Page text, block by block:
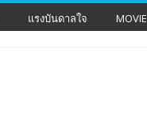
แรงบันดาลใจ MOVIE